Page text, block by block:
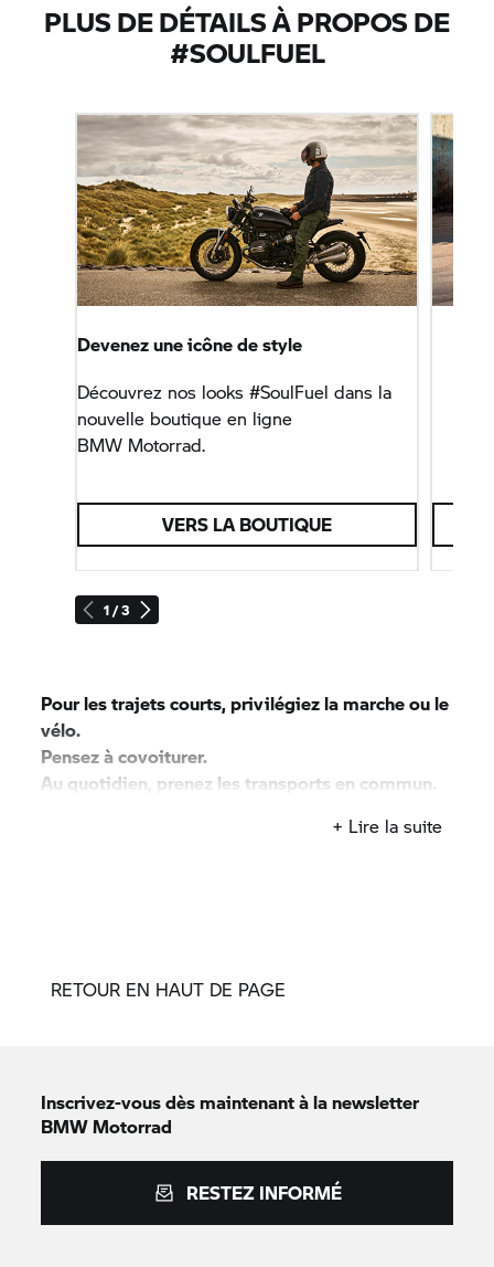
PLUS DE DÉTAILS À PROPOS DE
#SOULFUEL
1 / 3
Devenez une icône de style
Découvrez nos looks #SoulFuel dans la
nouvelle boutique en ligne
BMW Motorrad.
VERS LA BOUTIQUE
Pour les trajets courts, privilégiez la marche ou le
vélo.
Pensez à covoiturer.
Au quotidien, prenez les transports en commun.
+ Lire la suite
RETOUR EN HAUT DE PAGE
Inscrivez-vous dès maintenant à la newsletter
BMW Motorrad
RESTEZ INFORMÉ